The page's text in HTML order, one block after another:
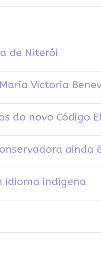
de Niterói
Victoria
do novo Código
ainda
idioma indígena